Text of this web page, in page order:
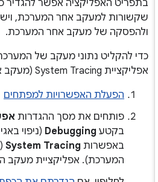
בתפריט האפליקציה אפשר להגדיר
שקשורות למעקב אחר המערכת, ויש
ולהפסקה של מעקב אחר המערכת.
כדי להקליט נתוני מעקב של
אפליקציית System Tracing (מעקב אחר המערכת):
הפעלת האפשרויות למפתחים
פותחים את מסך ההגדרות
בקטעDebugging(ניפוי
באפשרותSystem Tracing
המערכת). אפליקציית מעקב